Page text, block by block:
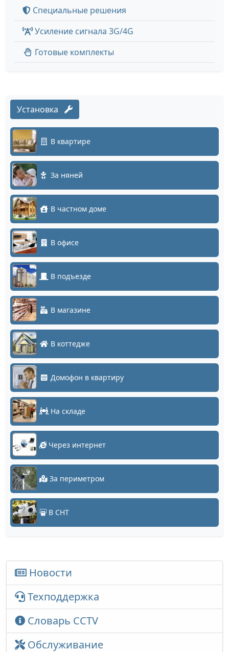
Специальные решения
Усиление сигнала 3G/4G
Готовые комплекты
Установка
В квартире
За няней
В частном доме
В офисе
В подъезде
В магазине
В коттедже
Домофон в квартиру
На складе
Через интернет
За периметром
В СНТ
Новости
Техподдержка
Словарь CCTV
Обслуживание